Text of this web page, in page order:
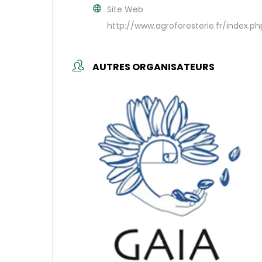
Site Web
http://www.agroforesterie.fr/
AUTRES ORGANISATEURS